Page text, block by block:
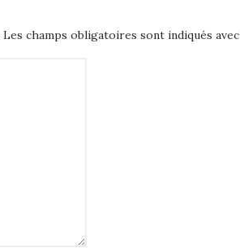
Les champs obligatoires sont indiqués avec